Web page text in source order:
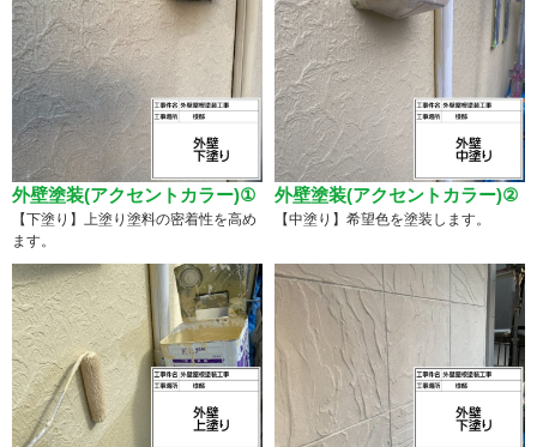
外壁塗装(アクセントカラー)①
【下塗り】上塗り塗料の密着性を高め
ます。
外壁塗装(アクセントカラー)②
【中塗り】希望色を塗装します。